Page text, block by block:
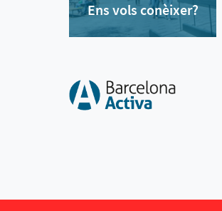
Ens vols conèixer?